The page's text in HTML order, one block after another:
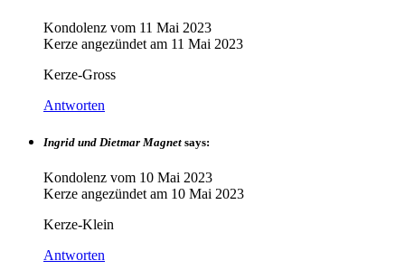
Kondolenz vom 11 Mai 2023
Kerze angezündet am 11 Mai 2023
Kerze-Gross
Antworten
Ingrid und Dietmar Magnet says:
Kondolenz vom 10 Mai 2023
Kerze angezündet am 10 Mai 2023
Kerze-Klein
Antworten